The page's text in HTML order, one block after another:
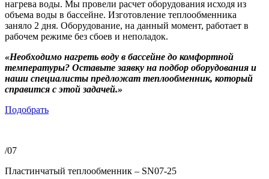
нагрева воды. Мы провели расчет оборудования исходя из
объема воды в бассейне. Изготовление теплообменника
заняло 2 дня. Оборудование, на данный момент, работает в
рабочем режиме без сбоев и неполадок.
«Необходимо нагреть воду в бассейне до комфортной
температуры? Оставьте заявку на подбор оборудования и
наши специалисты предложат теплообменник, который
справится с этой задачей.»
Подобрать
/07
Пластинчатый теплообменник – SN07-25